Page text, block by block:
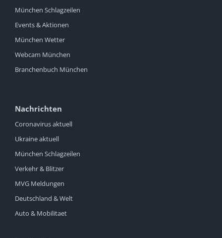
München Schlagzeilen
Events & Aktionen
München Wetter
Webcam München
Branchenbuch München
Nachrichten
Coronavirus aktuell
Ukraine aktuell
München Schlagzeilen
Verkehr & Blitzer
MVG Meldungen
Deutschland & Welt
Auto & Mobilitaet